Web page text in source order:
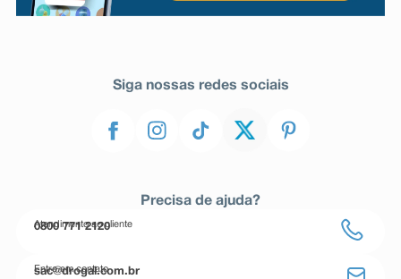
Siga nossas redes sociais
Precisa de ajuda?
Atendimento ao cliente
0800 771 2120
Entre em contato
sac@drogal.com.br